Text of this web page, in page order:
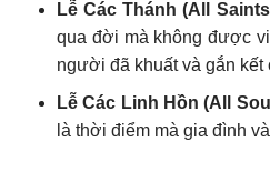
Lễ Các Thánh (All
qua đời mà không được
người đã khuất và gắn
Lễ Các Linh Hồn (All
là thời điểm mà gia đình